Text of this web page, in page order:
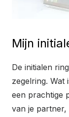
Mijn
De initialen
zegelring. Wat
een prachtige
van je partner,